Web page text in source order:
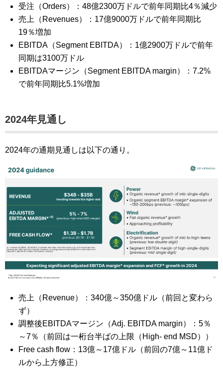
受注（Orders）：48億2300万ドルで前年同期比4％減少
売上（Revenues）：17億9000万ドルで前年同期比
19％増加
EBITDA（Segment EBITDA）：1億2900万ドルで前年
同期は3100万ドル
EBITDAマージン（Segment EBITDA margin）：7.2%
で前年同期比5.1%増加
2024年見通し
2024年の通期見通しは以下の通り。
売上（Revenue）：340億～350億ドル（前回と変わら
ず）
調整後EBITDAマージン（Adj. EBITDA margin）：5％
～7％（前回は一桁台半ばの上限（High- end MSD））
Free cash flow：13億～17億ドル（前回の7億～11億ド
ルから上方修正）